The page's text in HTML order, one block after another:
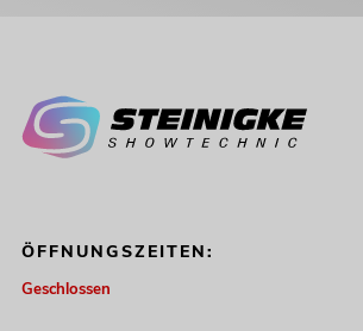
ÖFFNUNGSZEITEN:
Geschlossen